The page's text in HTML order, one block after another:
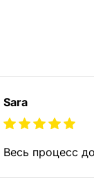
Sara
Весь процесс